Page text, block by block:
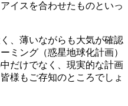
イスを合わせたものといっ
、薄いながらも大気が確認
ミング（惑星地球化計画）
だけでなく、現実的な計画
様もご存知のところでしょ